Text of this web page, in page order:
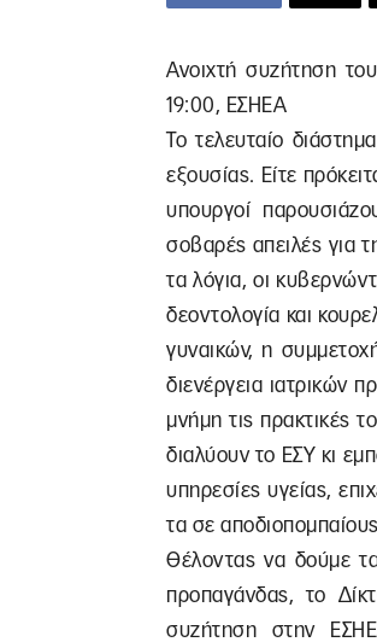
Ανοιχτή συζήτηση
19:00, ΕΣΗΕΑ
Το τελευταίο
εξουσίας. Είτε
υπουργοί
σοβαρές απειλές για
τα λόγια, οι
δεοντολογία και
γυναικών, η
διενέργεια ιατρικών
μνήμη τις πρακτικές
διαλύουν το ΕΣΥ κι
υπηρεσίες υγείας,
τα σε
Θέλοντας να δούμε
προπαγάνδας, το
συζήτηση στην